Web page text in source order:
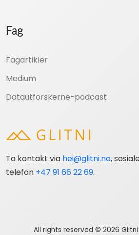
Fag
Fagartikler
Medium
Datautforskerne-podcast
Ta kontakt via hei@glitni.no,
telefon +47 91 66 22 69.
All rights reserved © 2026 Glitni